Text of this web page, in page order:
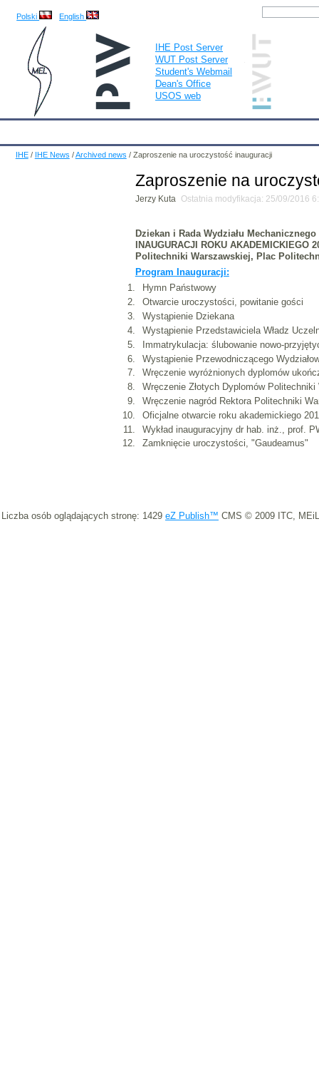
Polski English
IHE Post Server
WUT Post Server
Student's Webmail
Dean's Office
USOS web
IHE / IHE News /Archived news / Zaproszenie na uroczystość inauguracji
Zaproszenie na
Jerzy Kuta Ostatnia modyfikacja: 25/09/2016
Dziekan i Rada Wydziału
INAUGURACJI ROKU AKADEMICKIEGO
Politechniki Warszawskiej, Plac
Program Inauguracji:
Hymn Państwowy
Otwarcie uroczystości, powitanie gości
Wystąpienie Dziekana
Wystąpienie Przedstawiciela Władz
Immatrykulacja: ślubowanie nowo-
Wystąpienie Przewodniczącego
Wręczenie wyróżnionych dyplomów
Wręczenie Złotych Dyplomów
Wręczenie nagród Rektora Politechniki
Oficjalne otwarcie roku akademickiego
Wykład inauguracyjny dr hab. inż., prof.
Zamknięcie uroczystości, "Gaudeamus"
Liczba osób oglądających stronę: 1429 eZ Publish™ CMS © 2009 ITC,